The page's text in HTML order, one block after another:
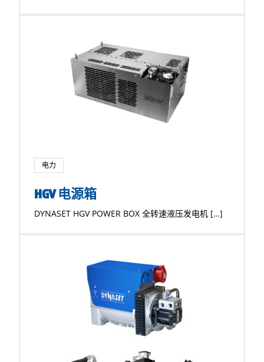
电力
HGV 电源箱
DYNASET HGV POWER BOX 全转速液压发电机 […]